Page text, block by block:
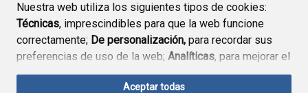
Nuestra web utiliza los siguientes tipos de cookies:
Técnicas, imprescindibles para que la web funcione
correctamente; De personalización, para recordar sus
preferencias de uso de la web; Analíticas, para mejorar el
funcionamiento de la web y sus servicios.
Aceptar todas